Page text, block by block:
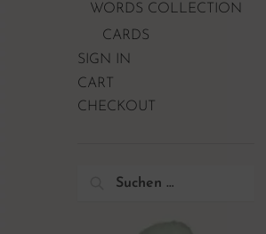
WORDS COLLECTION
CARDS
SIGN IN
CART
CHECKOUT